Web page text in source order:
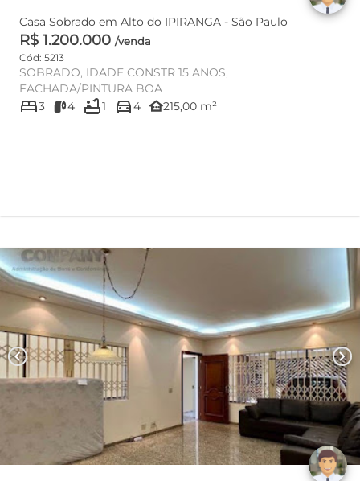
Casa Sobrado em Alto do IPIRANGA - São Paulo
R$ 1.200.000 /venda
Cód: 5213
SOBRADO, IDADE CONSTR 15 ANOS,
FACHADA/PINTURA BOA
bed3 4 bathtub1 directions_car4 other_houses215,00 m²
chevron_left chevron_right